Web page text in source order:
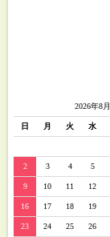
2026年8月
日 月 火 水
2 3 4 5
9 10 11 12
16 17 18 19
23 24 25 26